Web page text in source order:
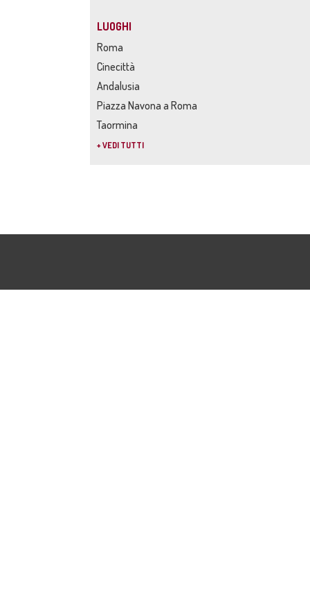
LUOGHI
Roma
Cinecittà
Andalusia
Piazza Navona a Roma
Taormina
+ VEDI TUTTI